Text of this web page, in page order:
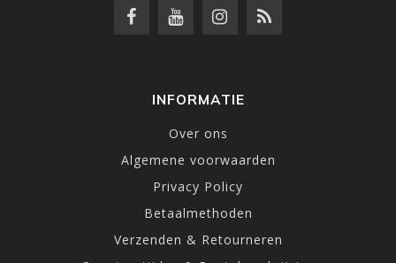
INFORMATIE
Over ons
Algemene voorwaarden
Privacy Policy
Betaalmethoden
Verzenden & Retourneren